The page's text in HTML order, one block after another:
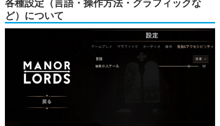
各種設定（言語・操作方法・グラフィックな
ど）について